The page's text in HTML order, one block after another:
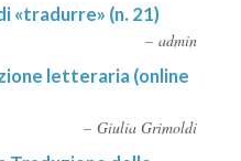
«tradurre» (n. 21)
admin
letteraria (online
Giulia Grimoldi